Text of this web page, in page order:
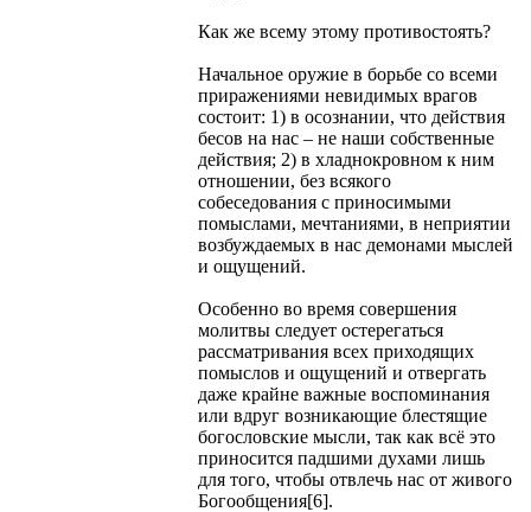
Как же всему этому противостоять?
Начальное оружие в борьбе со всеми
приражениями невидимых врагов
состоит: 1) в осознании, что действия
бесов на нас – не наши собственные
действия; 2) в хладнокровном к ним
отношении, без всякого
собеседования с приносимыми
помыслами, мечтаниями, в неприятии
возбуждаемых в нас демонами мыслей
и ощущений.
Особенно во время совершения
молитвы следует остерегаться
рассматривания всех приходящих
помыслов и ощущений и отвергать
даже крайне важные воспоминания
или вдруг возникающие блестящие
богословские мысли, так как всё это
приносится падшими духами лишь
для того, чтобы отвлечь нас от живого
Богообщения[6].